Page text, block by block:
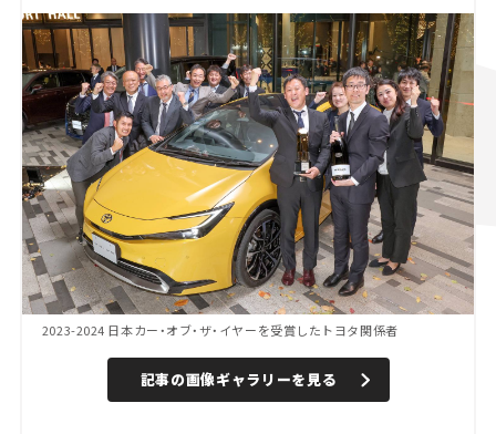
2023-2024 日本カー・オブ・ザ・イヤーを受賞したトヨタ関係者
記事の画像ギャラリーを見る